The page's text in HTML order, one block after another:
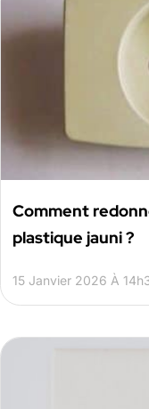
Comment
plastique jauni ?
15 Janvier 2026 À